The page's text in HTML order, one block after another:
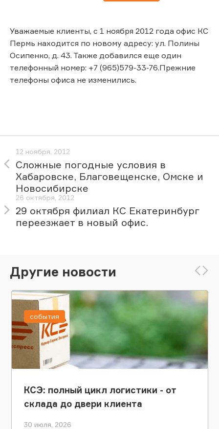
Уважаемые клиенты, с 1 ноября 2012 года офис КС
Пермь находится по новому адресу: ул. Полины
Осипенко, д. 43. Также добавился еще один
телефонный номер: +7 (965)579-33-76.Прежние
телефоны офиса не изменились.
12 ноября, 2012
Сложные погодные условия в
Хабаровске, Благовещенске, Омске и
Новосибирске
26 октября, 2012
29 октября филиал КС Екатеринбург
переезжает в новый офис.
Другие новости
КСЭ: полный цикл логистики - от
склада до двери клиента
30 июля, 2026
события